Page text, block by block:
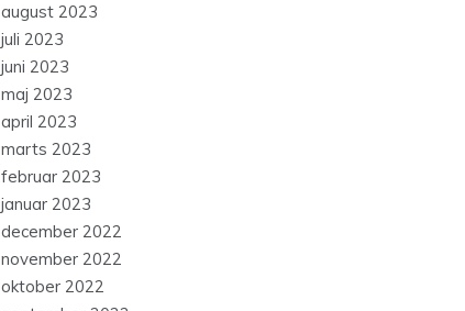
august 2023
juli 2023
juni 2023
maj 2023
april 2023
marts 2023
februar 2023
januar 2023
december 2022
november 2022
oktober 2022